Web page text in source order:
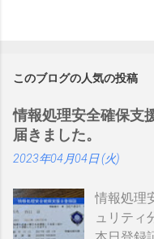
このブログの人気の投稿
情報処理安全確保支
届きました。
2023年04月04日 (火)
情報処理
ュリティ